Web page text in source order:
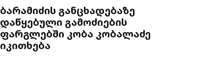
ბარამიძის განცხადებაზე
დაწყებული გამოძიების
ფარგლებში კობა კობალაძე
იკითხება